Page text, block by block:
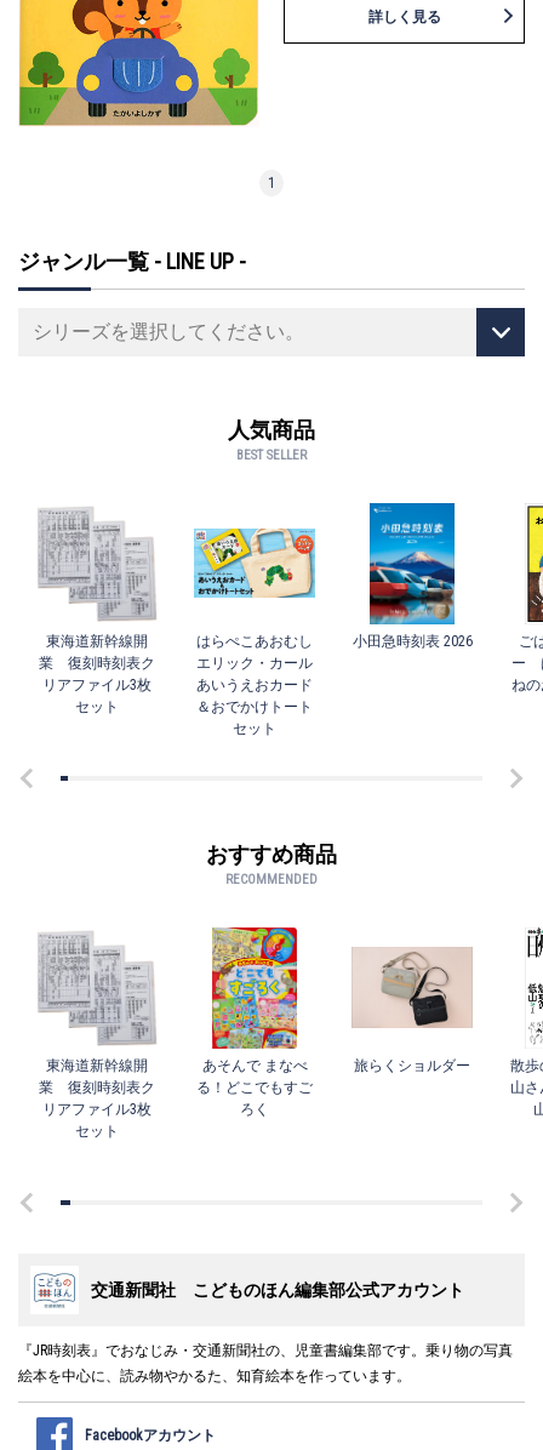
詳しく見る
1
ジャンル一覧 - LINE UP -
人気商品
BEST SELLER
東海道新幹線開
業 復刻時刻表ク
リアファイル3枚
セット
はらぺこあおむし
エリック・カール
あいうえおカード
＆おでかけトート
セット
小田急時刻表 2026
ご
ー
ね
おすすめ商品
RECOMMENDED
東海道新幹線開
業 復刻時刻表ク
リアファイル3枚
セット
あそんで まなべ
る！どこでもすご
ろく
旅らくショルダー
散歩
山さ
交通新聞社 こどものほん編集部公式アカウント
『JR時刻表』でおなじみ・交通新聞社の、児童書編集部です。乗り物の写真
絵本を中心に、読み物やかるた、知育絵本を作っています。
Facebookアカウント